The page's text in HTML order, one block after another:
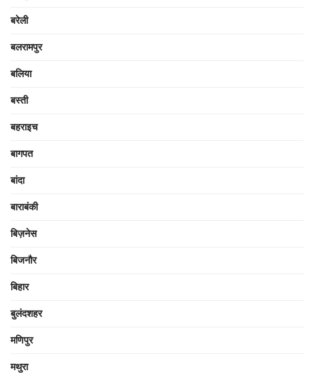
बरेली
बलरामपुर
बलिया
बस्ती
बहराइच
बागपत
बांदा
बाराबंकी
बिज़नेस
बिजनौर
बिहार
बुलंदशहर
मणिपुर
मथुरा